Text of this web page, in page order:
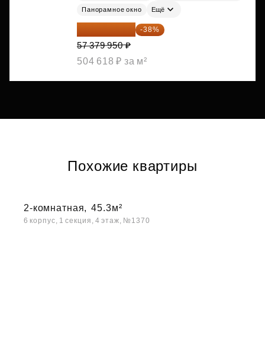
Панорамное окно Ещё
35 575 569 ₽ -38%
57 379 950 ₽
504 618 ₽ за м²
Похожие квартиры
2-комнатная, 45.3м²
6 корпус, 1 секция, 4 этаж, №1370